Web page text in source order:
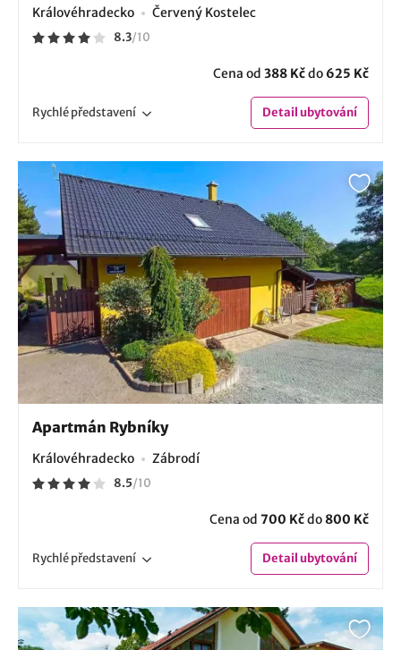
Královéhradecko Červený Kostelec
8.3/10
Cena od 388 Kčdo 625 Kč
Rychlépředstavení Detailubytování
Apartmán Rybníky
Královéhradecko Zábrodí
8.5/10
Cena od 700 Kčdo 800 Kč
Rychlépředstavení Detailubytování